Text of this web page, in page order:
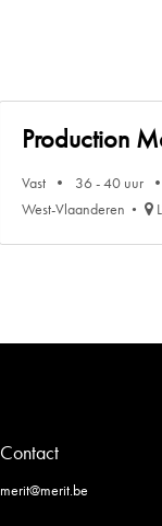
Production
Vast 36 - 40 uur
West-Vlaanderen
Contact
merit@merit.be